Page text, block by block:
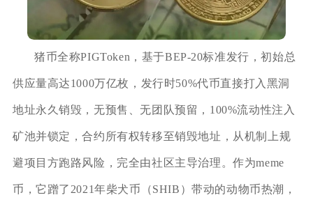
猪币全称PIGToken，基于BEP-20标准发行，初始总
供应量高达1000万亿枚，发行时50%代币直接打入黑洞
地址永久销毁，无预售、无团队预留，100%流动性注入
矿池并锁定，合约所有权转移至销毁地址，从机制上规
避项目方跑路风险，完全由社区主导治理。作为meme
币，它蹭了2021年柴犬币（SHIB）带动的动物币热潮，